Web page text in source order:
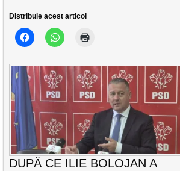
Distribuie acest articol
DUPĂ CE ILIE BOLOJAN A